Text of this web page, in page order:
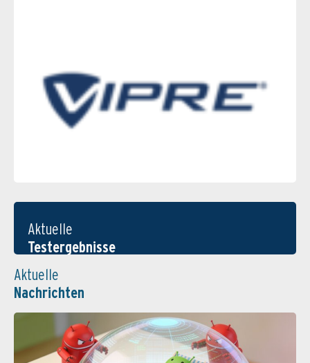
Aktuelle
Testergebnisse
Aktuelle
Nachrichten